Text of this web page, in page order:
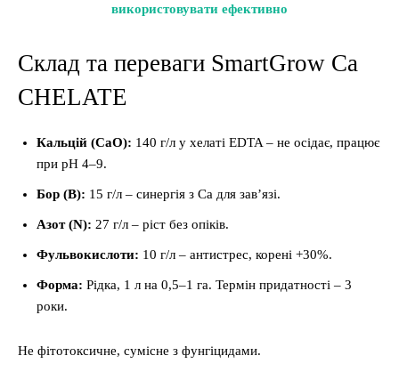
використовувати ефективно
Склад та переваги SmartGrow Ca
CHELATE
Кальцій (CaO): 140 г/л у хелаті EDTA – не осідає, працює
при pH 4–9.
Бор (B): 15 г/л – синергія з Ca для зав’язі.
Азот (N): 27 г/л – ріст без опіків.
Фульвокислоти: 10 г/л – антистрес, корені +30%.
Форма: Рідка, 1 л на 0,5–1 га. Термін придатності – 3
роки.
Не фітотоксичне, сумісне з фунгіцидами.